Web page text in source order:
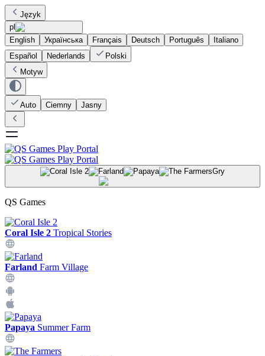
Język
pl
English
Українська Français Deutsch Português
Italiano
Español
Nederlands
Polski
Motyw
Auto Ciemny Jasny
Gry
QS Games
Coral Isle 2 Tropical Stories
Farland Farm Village
Papaya Summer Farm